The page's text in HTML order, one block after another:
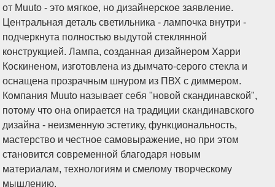
от Muuto - это мягкое, но дизайнерское заявление.
Центральная деталь светильника - лампочка внутри -
подчеркнута полностью выдутой стеклянной
конструкцией. Лампа, созданная дизайнером Харри
Коскиненом, изготовлена из дымчато-серого стекла и
оснащена прозрачным шнуром из ПВХ с диммером.
Компания Muuto называет себя "новой скандинавской",
потому что она опирается на традиции скандинавского
дизайна - неизменную эстетику, функциональность,
мастерство и честное самовыражение, но при этом
становится современной благодаря новым
материалам, технологиям и смелому творческому
мышлению,